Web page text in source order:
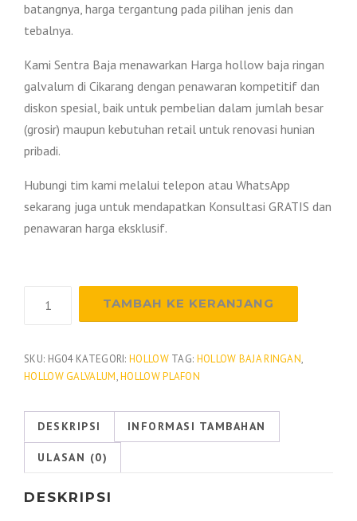
batangnya, harga tergantung pada pilihan jenis dan
tebalnya.
Kami Sentra Baja menawarkan Harga hollow baja ringan
galvalum di Cikarang dengan penawaran kompetitif dan
diskon spesial, baik untuk pembelian dalam jumlah besar
(grosir) maupun kebutuhan retail untuk renovasi hunian
pribadi.
Hubungi tim kami melalui telepon atau WhatsApp
sekarang juga untuk mendapatkan Konsultasi GRATIS dan
penawaran harga eksklusif.
Galvalum
Cikarang
TAMBAH KE KERANJANG
SKU: HG04 KATEGORI:HOLLOW TAG: HOLLOW BAJA RINGAN,
HOLLOW GALVALUM,HOLLOW PLAFON
DESKRIPSI INFORMASI TAMBAHAN
ULASAN (0)
DESKRIPSI